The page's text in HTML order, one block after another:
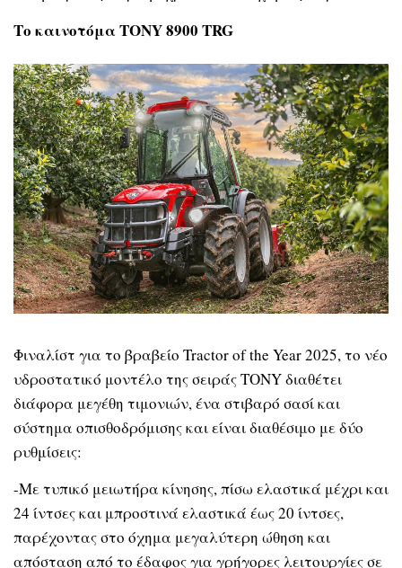
Το καινοτόμαTONY 8900 TRG
Φιναλίστ για το βραβείο Tractor of the Year 2025, το νέο
υδροστατικό μοντέλο της σειράς TONY διαθέτει
διάφορα μεγέθη τιμονιών, ένα στιβαρό σασί και
σύστημα οπισθοδρόμισης και είναι διαθέσιμο με δύο
ρυθμίσεις:
-Με τυπικό μειωτήρα κίνησης, πίσω ελαστικά μέχρι και
24 ίντσες και μπροστινά ελαστικά έως 20 ίντσες,
παρέχοντας στο όχημα μεγαλύτερη ώθηση και
απόσταση από το έδαφος για γρήγορες λειτουργίες σε